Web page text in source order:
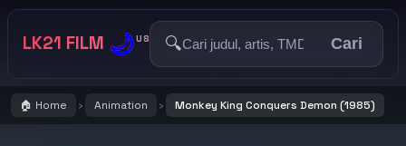
LK21 FILM 🌙US 🔍 Cari
🏠 Home › Animation › Monkey King Conquers Demon (1985)